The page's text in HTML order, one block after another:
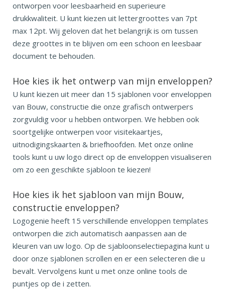
ontworpen voor leesbaarheid en superieure
drukkwaliteit. U kunt kiezen uit lettergroottes van 7pt
max 12pt. Wij geloven dat het belangrijk is om tussen
deze groottes in te blijven om een schoon en leesbaar
document te behouden.
Hoe kies ik het ontwerp van mijn enveloppen?
U kunt kiezen uit meer dan 15 sjablonen voor enveloppen
van Bouw, constructie die onze grafisch ontwerpers
zorgvuldig voor u hebben ontworpen. We hebben ook
soortgelijke ontwerpen voor visitekaartjes,
uitnodigingskaarten & briefhoofden. Met onze online
tools kunt u uw logo direct op de enveloppen visualiseren
om zo een geschikte sjabloon te kiezen!
Hoe kies ik het sjabloon van mijn Bouw,
constructie enveloppen?
Logogenie heeft 15 verschillende enveloppen templates
ontworpen die zich automatisch aanpassen aan de
kleuren van uw logo. Op de sjabloonselectiepagina kunt u
door onze sjablonen scrollen en er een selecteren die u
bevalt. Vervolgens kunt u met onze online tools de
puntjes op de i zetten.